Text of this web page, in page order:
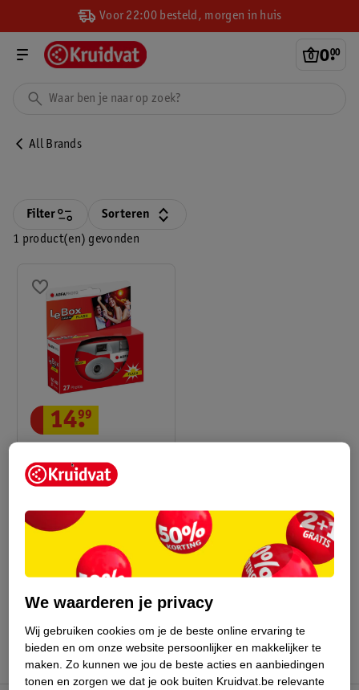
Voor 22:00 besteld, morgen in huis
0.
00
All Brands
1 product(en) gevonden
Filter Sorteren
Wegwerpcamera Met
Flits
14.
99
Advies door Kruidvat
We waarderen je privacy
Wij gebruiken cookies om je de beste online ervaring te
bieden en om onze website persoonlijker en makkelijker te
maken. Zo kunnen we jou de beste acties en aanbiedingen
tonen en zorgen we dat je ook buiten Kruidvat.be relevante